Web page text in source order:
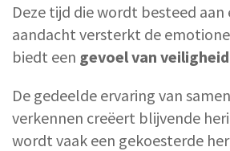
Deze tijd die wordt besteed aan
aandacht versterkt de
biedt een gevoel van
De gedeelde ervaring van
verkennen creëert blijvende
wordt vaak een gekoesterde